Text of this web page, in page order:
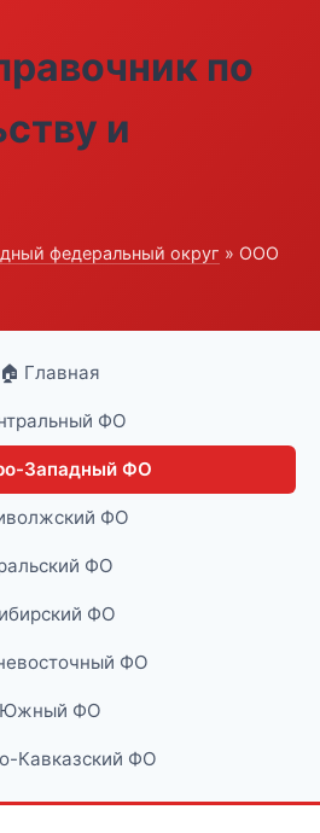
по
и
федеральный округ » ООО
🏠 Главная
ФО
Западный ФО
ФО
ФО
ФО
ФО
Южный ФО
Кавказский ФО